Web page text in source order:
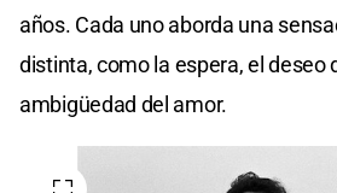
años. Cada uno aborda una
distinta, como la espera, el deseo
ambigüedad del amor.